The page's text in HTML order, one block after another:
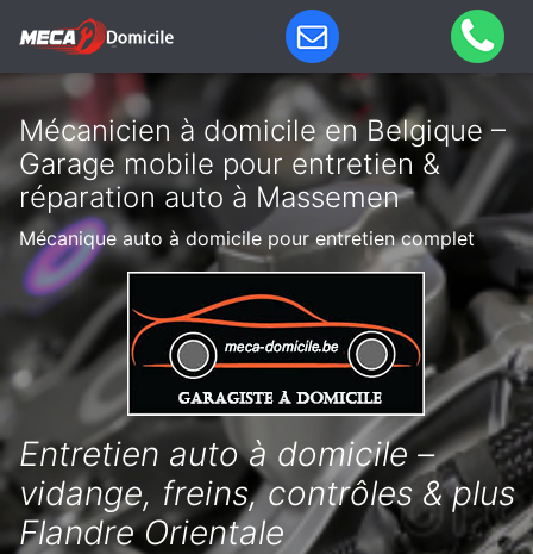
Mécanicien à domicile en Belgique –
Garage mobile pour entretien &
réparation auto à Massemen
Mécanique auto à domicile pour entretien complet
Entretien auto à domicile –
vidange, freins, contrôles & plus
Flandre Orientale